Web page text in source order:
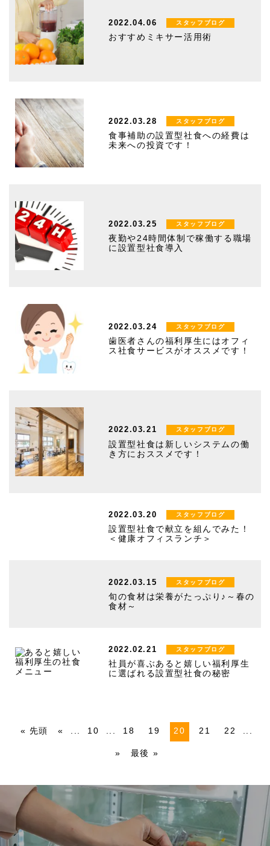
2022.04.06 スタッフブログ
おすすめミキサー活用術
2022.03.28 スタッフブログ
食事補助の設置型社食への経費は
未来への投資です！
2022.03.25 スタッフブログ
夜勤や24時間体制で稼働する職場
に設置型社食導入
2022.03.24 スタッフブログ
歯医者さんの福利厚生にはオフィ
ス社食サービスがオススメです！
2022.03.21 スタッフブログ
設置型社食は新しいシステムの働
き方におススメです！
2022.03.20 スタッフブログ
設置型社食で献立を組んでみた！
＜健康オフィスランチ＞
2022.03.15 スタッフブログ
旬の食材は栄養がたっぷり♪～春の
食材～
2022.02.21 スタッフブログ
社員が喜ぶあると嬉しい福利厚生
に選ばれる設置型社食の秘密
« 先頭 « ... 10 ... 18 19 20 21 22 ...
» 最後 »